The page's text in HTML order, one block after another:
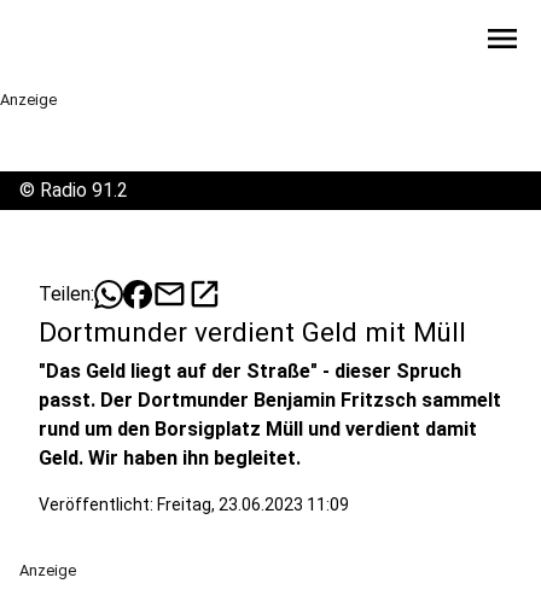
menu
Anzeige
© Radio 91.2
Teilen: mailopen_in_new
Dortmunder verdient Geld mit Müll
"Das Geld liegt auf der Straße" - dieser Spruch
passt. Der Dortmunder Benjamin Fritzsch sammelt
rund um den Borsigplatz Müll und verdient damit
Geld. Wir haben ihn begleitet.
Veröffentlicht: Freitag, 23.06.2023 11:09
Anzeige